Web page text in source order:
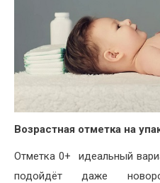
Возрастная отметка на
Отметка 0+ идеальный
подойдёт даже